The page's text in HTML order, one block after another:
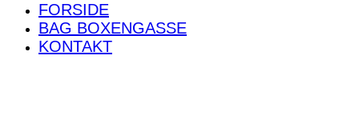
FORSIDE
BAG BOXENGASSE
KONTAKT